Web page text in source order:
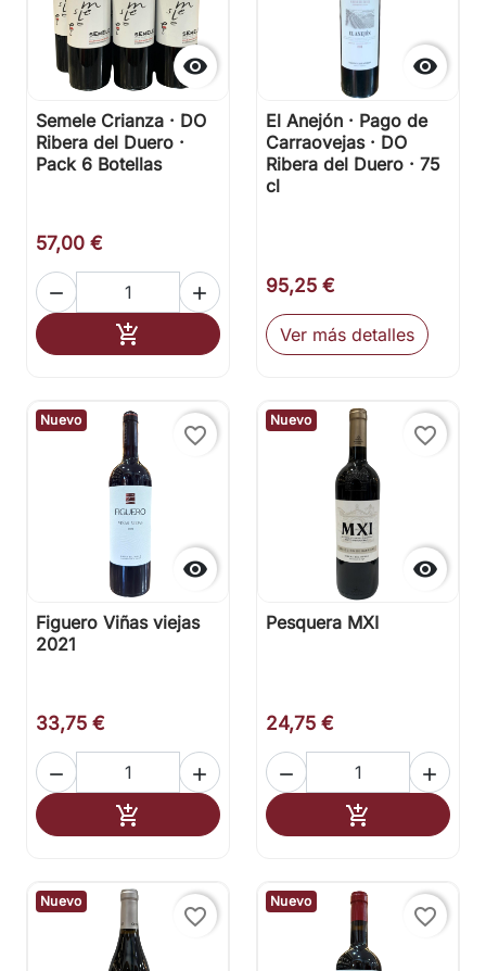

Semele Crianza · DO
Ribera del Duero ·
Pack 6 Botellas
57,00 €
 
 Añadir al carrito

El Anejón · Pago de
Carraovejas · DO
Ribera del Duero · 75
cl
95,25 €
Ver más detalles
Nuevo

favorite_border
Figuero Viñas viejas
2021
33,75 €
 
 Añadir al carrito
Nuevo

favorite_border
Pesquera MXI
24,75 €
 
 Añadir al
Nuevo
favorite_border
Nuevo
favorite_border